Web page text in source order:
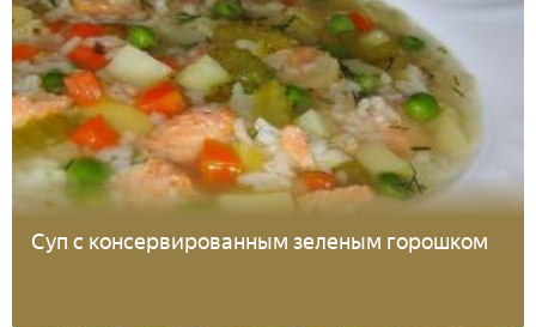
Суп с консервированным зеленым горошком